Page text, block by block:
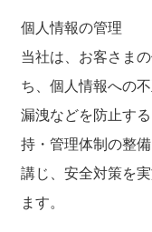
パンフレット・カ
聖句プレート
ブログ
個人情報の管理
当社は、お客さま
ち、個人情報への
漏洩などを防止す
持・管理体制の整
講じ、安全対策を
ます。